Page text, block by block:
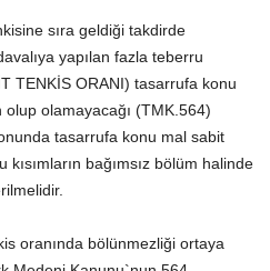
sıra geldiği takdirde
yapılan fazla teberru
TENKİS ORANI) tasarrufa konu
olup olamayacağı (TMK.564)
tasarrufa konu mal sabit
bağımsız bölüm halinde
oranında bölünmezliği ortaya